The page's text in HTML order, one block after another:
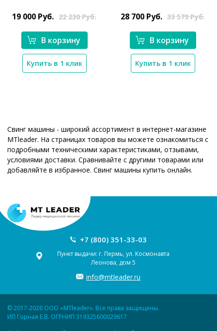
19 000 Руб. 22 230Руб.
В корзину
Купить в 1 клик
28 700 Руб. 33 579Руб.
В корзину
Купить в 1 клик
Свинг машины - широкий ассортимент в интернет-магазине
MTleader. На страницах товаров вы можете ознакомиться с
подробными техническими характеристиками, отзывами,
условиями доставки. Сравнивайте с другими товарами или
добавляйте в избранное. Свинг машины купить онлайн.
+7 (800) 351-33-03
Пункт выдачи: г. Пермь, ул. Космонавта
Леонова, дом 5
info@mtleader.ru
© 2017-2026 ООО «MTleader». Все права защищены.
ИП Горная Е.В. ОГРНИП 319325600029617